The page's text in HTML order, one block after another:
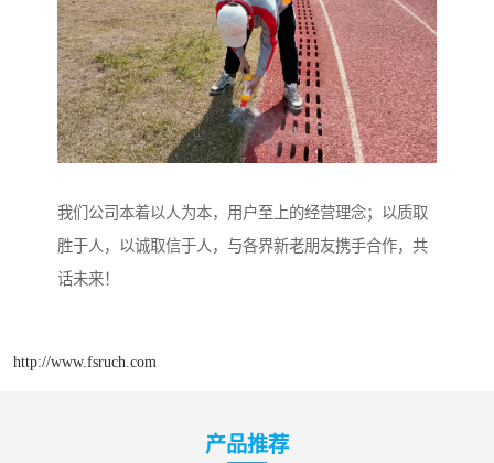
我们公司本着以人为本，用户至上的经营理念；以质取
胜于人，以诚取信于人，与各界新老朋友携手合作，共
话未来！
http://www.fsruch.com
产品推荐